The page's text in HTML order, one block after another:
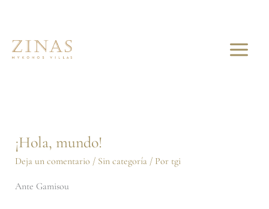
contenidoSin categoría
¡Hola, mundo!
Deja un comentario / Sin categoría/ Por tgi
Ante Gamisou
¡Hola,
mundo!